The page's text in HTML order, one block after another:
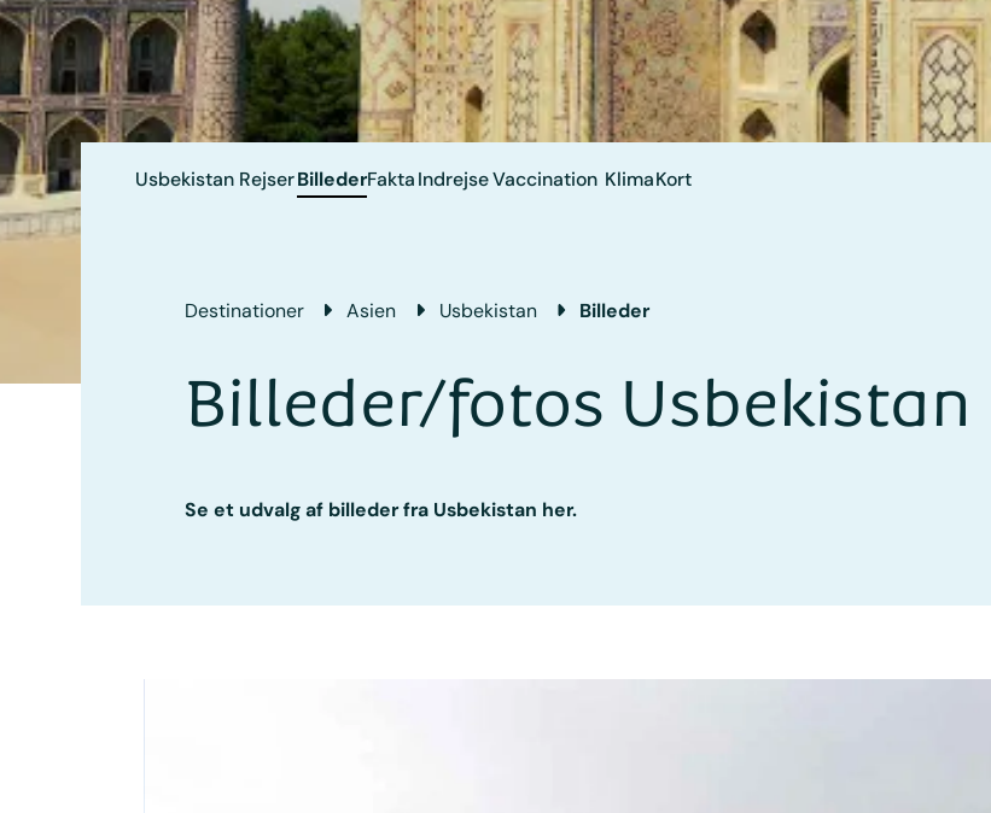
Usbekistan RejserBillederFaktaIndrejseVaccination KlimaKort
Destinationer Asien Usbekistan Billeder
Billeder/fotos Usbekistan
Se et udvalg af billeder fra Usbekistan her.